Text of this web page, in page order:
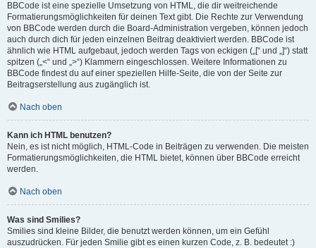
BBCode ist eine spezielle Umsetzung von HTML, die dir weitreichende
Formatierungsmöglichkeiten für deinen Text gibt. Die Rechte zur Verwendung
von BBCode werden durch die Board-Administration vergeben, können jedoch
auch durch dich für jeden einzelnen Beitrag deaktiviert werden. BBCode ist
ähnlich wie HTML aufgebaut, jedoch werden Tags von eckigen („[“ und „]“) statt
spitzen („<“ und „>“) Klammern eingeschlossen. Weitere Informationen zu
BBCode findest du auf einer speziellen Hilfe-Seite, die von der Seite zur
Beitragserstellung aus zugänglich ist.
Nach oben
Kann ich HTML benutzen?
Nein, es ist nicht möglich, HTML-Code in Beiträgen zu verwenden. Die meisten
Formatierungsmöglichkeiten, die HTML bietet, können über BBCode erreicht
werden.
Nach oben
Was sind Smilies?
Smilies sind kleine Bilder, die benutzt werden können, um ein Gefühl
auszudrücken. Für jeden Smilie gibt es einen kurzen Code, z. B. bedeutet :)